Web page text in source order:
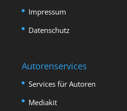
Impressum
Datenschutz
Autorenservices
Services für Autoren
Mediakit